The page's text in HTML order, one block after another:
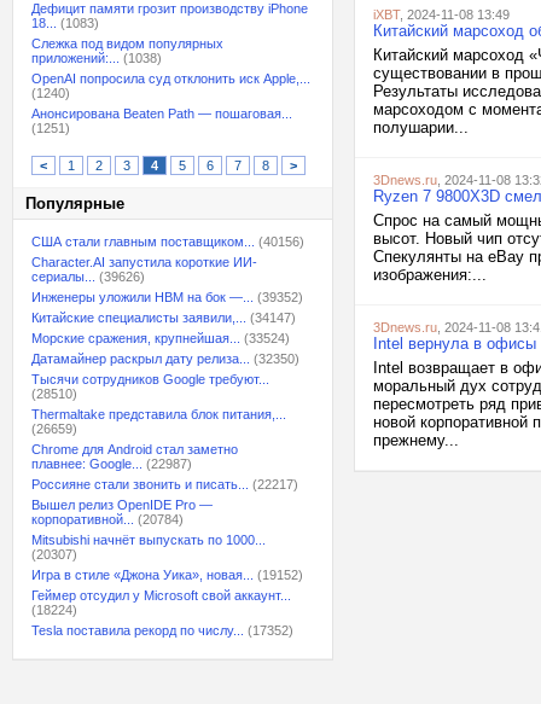
Дефицит памяти грозит производству iPhone
18...
(1083)
Слежка под видом популярных
приложений:...
(1038)
OpenAI попросила суд отклонить иск Apple,...
(1240)
Анонсирована Beaten Path — пошаговая...
(1251)
< 1 2 3 4 5 6 7 8 >
Популярные
США стали главным поставщиком...
(40156)
Character.AI запустила короткие ИИ-
сериалы...
(39626)
Инженеры уложили HBM на бок —...
(39352)
Китайские специалисты заявили,...
(34147)
Морские сражения, крупнейшая...
(33524)
Датамайнер раскрыл дату релиза...
(32350)
Тысячи сотрудников Google требуют...
(28510)
Thermaltake представила блок питания,...
(26659)
Chrome для Android стал заметно
плавнее: Google...
(22987)
Россияне стали звонить и писать...
(22217)
Вышел релиз OpenIDE Pro —
корпоративной...
(20784)
Mitsubishi начнёт выпускать по 1000...
(20307)
Игра в стиле «Джона Уика», новая...
(19152)
Геймер отсудил у Microsoft свой аккаунт...
(18224)
Tesla поставила рекорд по числу...
(17352)
iXBT, 2024-11-08 13:49
Китайский марсоход
Китайский марсоход
существовании в
Результаты
марсоходом с
полушарии...
3Dnews.ru , 2024-11-08
Ryzen 7 9800X3D
Спрос на самый
высот. Новый чип
Спекулянты на eBay
изображения:...
3Dnews.ru , 2024-11-08
Intel вернула в
Intel возвращает в
моральный дух
пересмотреть ряд
новой корпоративной
прежнему...